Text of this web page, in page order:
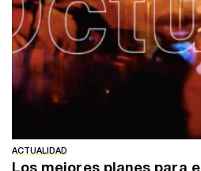
ACTUALIDAD